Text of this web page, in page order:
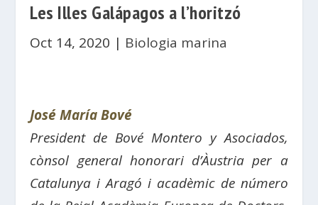
Les Illes Galápagos a l’horitzó
Oct 14, 2020 | Biologia marina
José María Bové
President de Bové Montero y Asociados,
cònsol general honorari d’Àustria per a
Catalunya i Aragó i acadèmic de número